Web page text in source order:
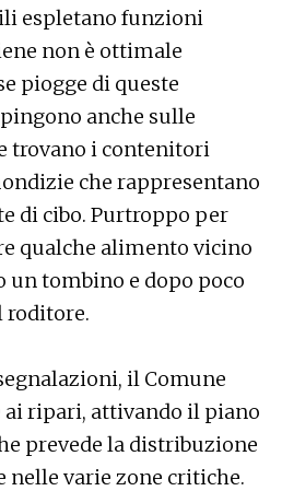
espletano funzioni
non è ottimale
piogge di queste
anche sulle
trovano i contenitori
che rappresentano
di cibo. Purtroppo per
qualche alimento vicino
un tombino e dopo poco
roditore.
il Comune
ai ripari, attivando il piano
prevede la distribuzione
varie zone critiche.